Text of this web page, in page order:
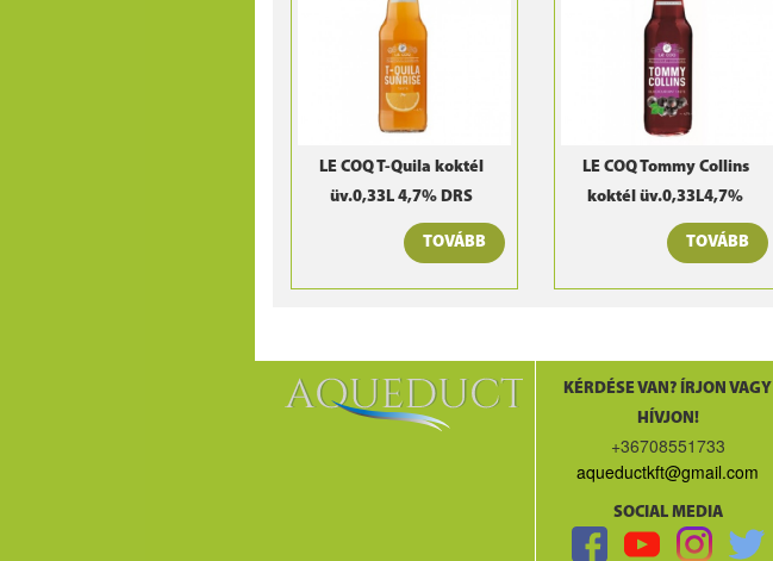
LE COQ T-Quila koktél
üv.0,33L 4,7% DRS
TOVÁBB
LE COQ Tommy Collins
koktél üv.0,33L4,7%
TOVÁBB
KÉRDÉSE VAN? ÍRJON VAGY
HÍVJON!
+36708551733
aqueductkft@gmail.com
SOCIAL MEDIA